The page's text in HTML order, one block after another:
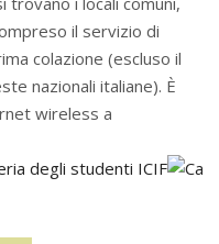
il servizio di
colazione (escluso il
nazionali italiane). È
wireless a